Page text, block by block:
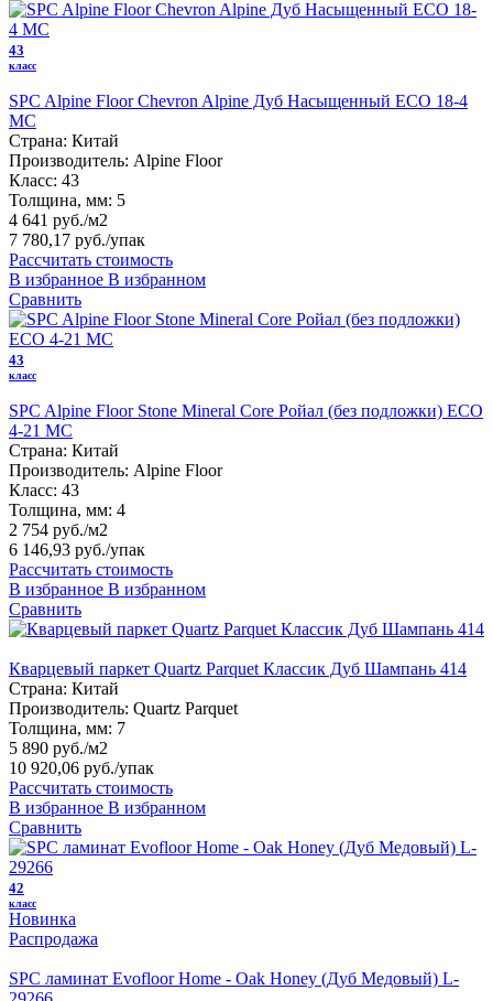
43
класс
SPC Alpine Floor Chevron Alpine Дуб Насыщенный ECO 18-4
MC
Страна: Китай
Производитель: Alpine Floor
Класс: 43
Толщина, мм: 5
4 641 руб./м2
7 780,17 руб./упак
Рассчитать стоимость
В избранное В избранном
Сравнить
43
класс
SPC Alpine Floor Stone Mineral Core Ройал (без подложки) ЕСО
4-21 MC
Страна: Китай
Производитель: Alpine Floor
Класс: 43
Толщина, мм: 4
2 754 руб./м2
6 146,93 руб./упак
Рассчитать стоимость
В избранное В избранном
Сравнить
Кварцевый паркет Quartz Parquet Классик Дуб Шампань 414
Страна: Китай
Производитель: Quartz Parquet
Толщина, мм: 7
5 890 руб./м2
10 920,06 руб./упак
Рассчитать стоимость
В избранное В избранном
Сравнить
42
класс
Новинка
Распродажа
SPC ламинат Evofloor Home - Oak Honey (Дуб Медовый) L-